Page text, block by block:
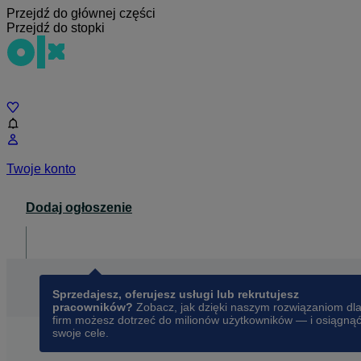
Przejdź do głównej części
Przejdź do stopki
Twoje konto
Dodaj ogłoszenie
Sprzedajesz, oferujesz usługi lub rekrutujesz
pracowników? Zobacz, jak dzięki naszym rozwiązaniom dla
firm możesz dotrzeć do milionów użytkowników — i osiągnąć
swoje cele.